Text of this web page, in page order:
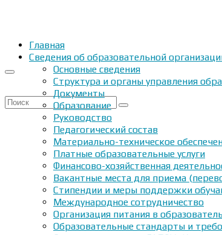
Искать:
Главная
Сведения об образовательной
Основные сведения
Структура и органы управления
Документы
Образование
Руководство
Педагогический состав
Материально-техническое
Платные образовательные услуги
Финансово-хозяйственная
Вакантные места для приема
Стипендии и меры поддержки
Международное сотрудничество
Организация питания в
Образовательные стандарты и